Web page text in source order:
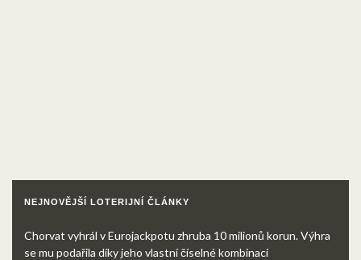
NEJNOVĚJŠÍ LOTERIJNÍ ČLÁNKY
Chorvat vyhrál v Eurojackpotu zhruba 10 milionů korun. Výhra
se mu podařila díky jeho vlastní číselné kombinaci